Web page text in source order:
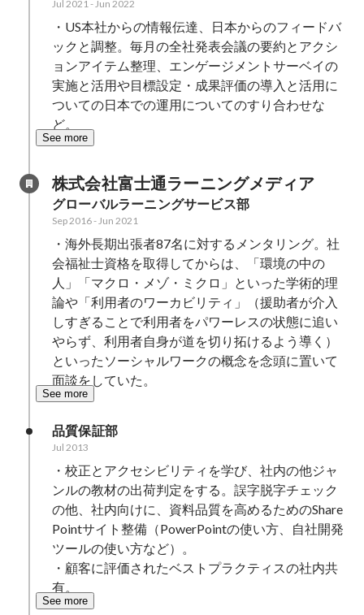
Jul 2021 - Jun 2022
・US本社からの情報伝達、日本からのフィードバ
ックと調整。毎月の全社発表会議の要約とアクシ
ョンアイテム整理、エンゲージメントサーベイの
実施と活用や目標設定・成果評価の導入と活用に
ついての日本での運用についてのすり合わせな
ど。
See more
株式会社富士通ラーニングメディア
グローバルラーニングサービス部
Sep 2016- Jun 2021
・海外長期出張者87名に対するメンタリング。社
会福祉士資格を取得してからは、「環境の中の
人」「マクロ・メゾ・ミクロ」といった学術的理
論や「利用者のワーカビリティ」（援助者が介入
しすぎることで利用者をパワーレスの状態に追い
やらず、利用者自身が道を切り拓けるよう導く）
といったソーシャルワークの概念を念頭に置いて
面談をしていた。
See more
品質保証部
Jul 2013
・校正とアクセシビリティを学び、社内の他ジャ
ンルの教材の出荷判定をする。誤字脱字チェック
の他、社内向けに、資料品質を高めるためのShare
Pointサイト整備（PowerPointの使い方、自社開発
ツールの使い方など）。
・顧客に評価されたベストプラクティスの社内共
有。
See more